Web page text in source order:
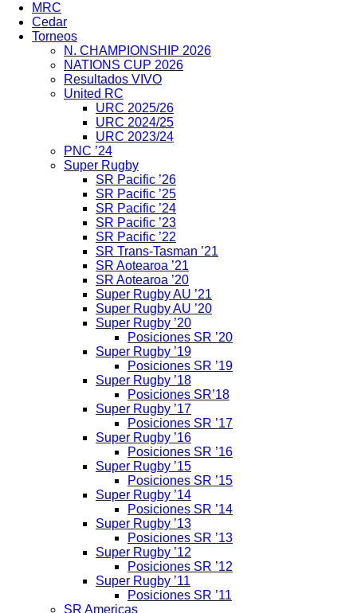
MRC
Cedar
Torneos
N. CHAMPIONSHIP 2026
NATIONS CUP 2026
Resultados VIVO
United RC
URC 2025/26
URC 2024/25
URC 2023/24
PNC ’24
Super Rugby
SR Pacific ’26
SR Pacific ’25
SR Pacific ’24
SR Pacific ’23
SR Pacific ’22
SR Trans-Tasman ’21
SR Aotearoa ’21
SR Aotearoa ’20
Super Rugby AU ’21
Super Rugby AU ’20
Super Rugby ’20
Posiciones SR ’20
Super Rugby ’19
Posiciones SR ’19
Super Rugby ’18
Posiciones SR’18
Super Rugby ’17
Posiciones SR ’17
Super Rugby ’16
Posiciones SR ’16
Super Rugby ’15
Posiciones SR ’15
Super Rugby ’14
Posiciones SR ’14
Super Rugby ’13
Posiciones SR ’13
Super Rugby ’12
Posiciones SR ’12
Super Rugby ’11
Posiciones SR ’11
SR Americas